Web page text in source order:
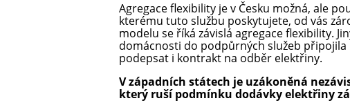
Agregace flexibility je v Česku možná, ale
kterému tuto službu poskytujete, od vás
modelu se říká závislá agregace flexibility.
domácnosti do podpůrných služeb
podepsat i kontrakt na odběr elektřiny.
V západních státech je uzákoněná
který ruší podmínku dodávky elektřiny